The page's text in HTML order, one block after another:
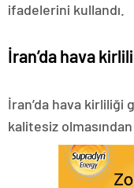
ifadelerini kullandı.
İran’da hava
İran’da hava kirliliği
kalitesiz